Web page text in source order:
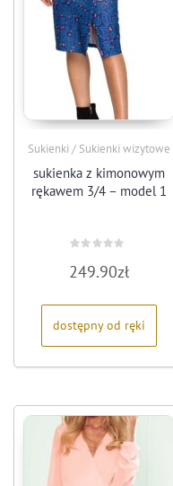
Sukienki / Sukienki wizytowe
sukienka z kimonowym
rękawem 3/4 – model 1
0
na
249.90zł
dostępny od ręki